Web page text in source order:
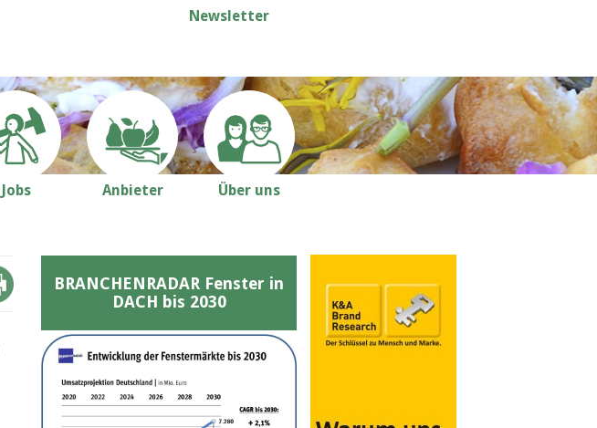
Newsletter
Jobs Anbieter Über uns
BRANCHENRADAR Fenster in
DACH bis 2030